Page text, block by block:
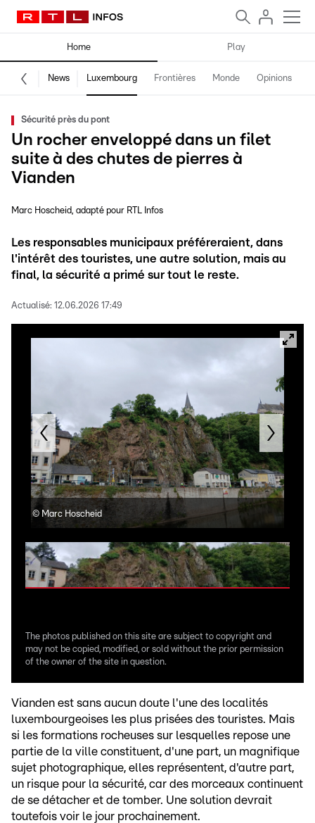
Home Play
News Luxembourg Frontières Monde Opinions
Sécurité près du pont
Un rocher enveloppé dans un filet
suite à des chutes de pierres à
Vianden
Marc Hoscheid adapté pour RTL Infos
Les responsables municipaux préféreraient, dans
l'intérêt des touristes, une autre solution, mais au
final, la sécurité a primé sur tout le reste.
Actualisé: 12.06.2026 17:49
© Marc Hoscheid
The photos published on this site are subject to copyright and
may not be copied, modified, or sold without the prior permission
of the owner of the site in question.
Vianden est sans aucun doute l'une des localités
luxembourgeoises les plus prisées des touristes. Mais
si les formations rocheuses sur lesquelles repose une
partie de la ville constituent, d'une part, un magnifique
sujet photographique, elles représentent, d'autre part,
un risque pour la sécurité, car des morceaux continuent
de se détacher et de tomber. Une solution devrait
toutefois voir le jour prochainement.